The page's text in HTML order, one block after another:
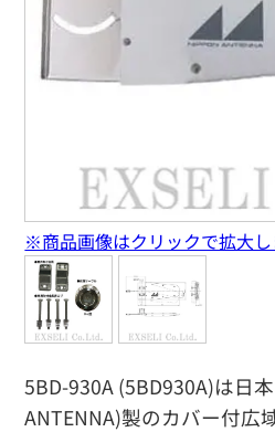
5BD-930A (5BD930A)は日
ANTENNA)製のカバー付広
※商品画像はクリックで拡大